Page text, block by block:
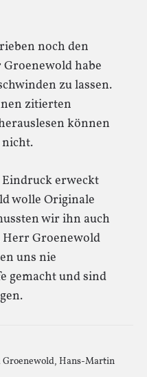
noch den
habe
zu lassen.
zitierten
können
erweckt
wolle Originale
wir ihn auch
Groenewold
uns nie
gemacht und sind
Groenewold, Hans-Martin